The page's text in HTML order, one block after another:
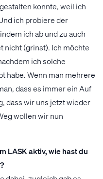
konnte, weil ich
ich probiere der
ich ab und zu auch
nicht (grinst). Ich möchte
ich solche
habe. Wenn man mehrere
dass es immer ein Auf
dass wir uns jetzt wieder
wollen wir nun
LASK aktiv, wie hast du